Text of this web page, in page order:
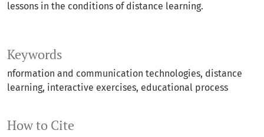
Keywords
nformation and communication technologies, distance
learning, interactive exercises, educational process
How to Cite
lessons in the conditions of distance learning.